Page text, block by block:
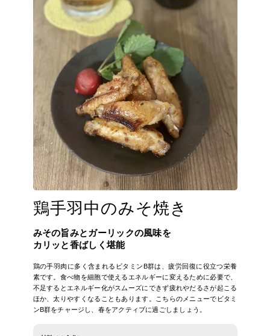
鶏手羽中のみそ焼き
みその旨みとガーリックの風味を
カリッと香ばしく堪能
鶏の手羽肉に多く含まれるビタミンB群は、疲労回復に役立つ栄養
素です。食べ物を細胞で使えるエネルギーに変えるために必要で、
不足するとエネルギー化がスムーズにできず疲れやだるさが起こる
ほか、太りやすくなることもあります。こちらのメニューでビタミ
ンB群をチャージし、春をアクティブに過ごしましょう。